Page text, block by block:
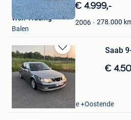
in
Mijn
Favorieten
€ 4.999,-
2006 278.000
Wolf Trading
Balen
Bewaren
in
Mijn
Favorieten
Saab
€
Justsanders _
Oostende Zandvoorde +Oostende